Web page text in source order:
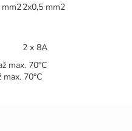
mm22x0,5 mm2
2 x 8A
max. 70°C
max. 70°C